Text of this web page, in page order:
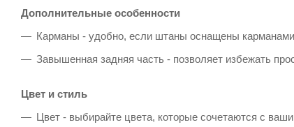
Дополнительные особенности
Карманы - удобно, если штаны оснащены
Завышенная задняя часть - позволяет избежать
Цвет и стиль
Цвет - выбирайте цвета, которые сочетаются с